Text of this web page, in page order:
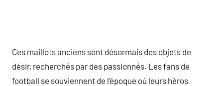
Ces maillots anciens sont désormais des objets de
désir, recherchés par des passionnés. Les fans de
football se souviennent de l’époque où leurs héros